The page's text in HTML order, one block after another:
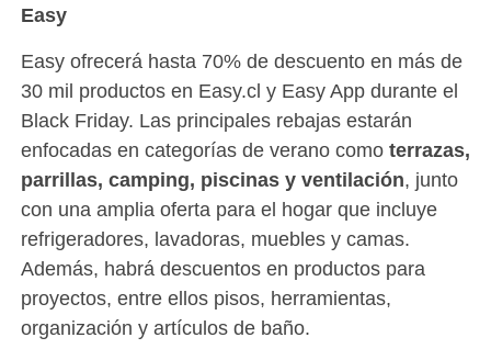
Easy
Easy ofrecerá hasta 70% de descuento en más de
30 mil productos en Easy.cl y Easy App durante el
Black Friday. Las principales rebajas estarán
enfocadas en categorías de verano como terrazas,
parrillas, camping, piscinas y ventilación, junto
con una amplia oferta para el hogar que incluye
refrigeradores, lavadoras, muebles y camas.
Además, habrá descuentos en productos para
proyectos, entre ellos pisos, herramientas,
organización y artículos de baño.